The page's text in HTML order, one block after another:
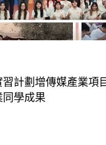
習計劃增傳媒產業
學成果